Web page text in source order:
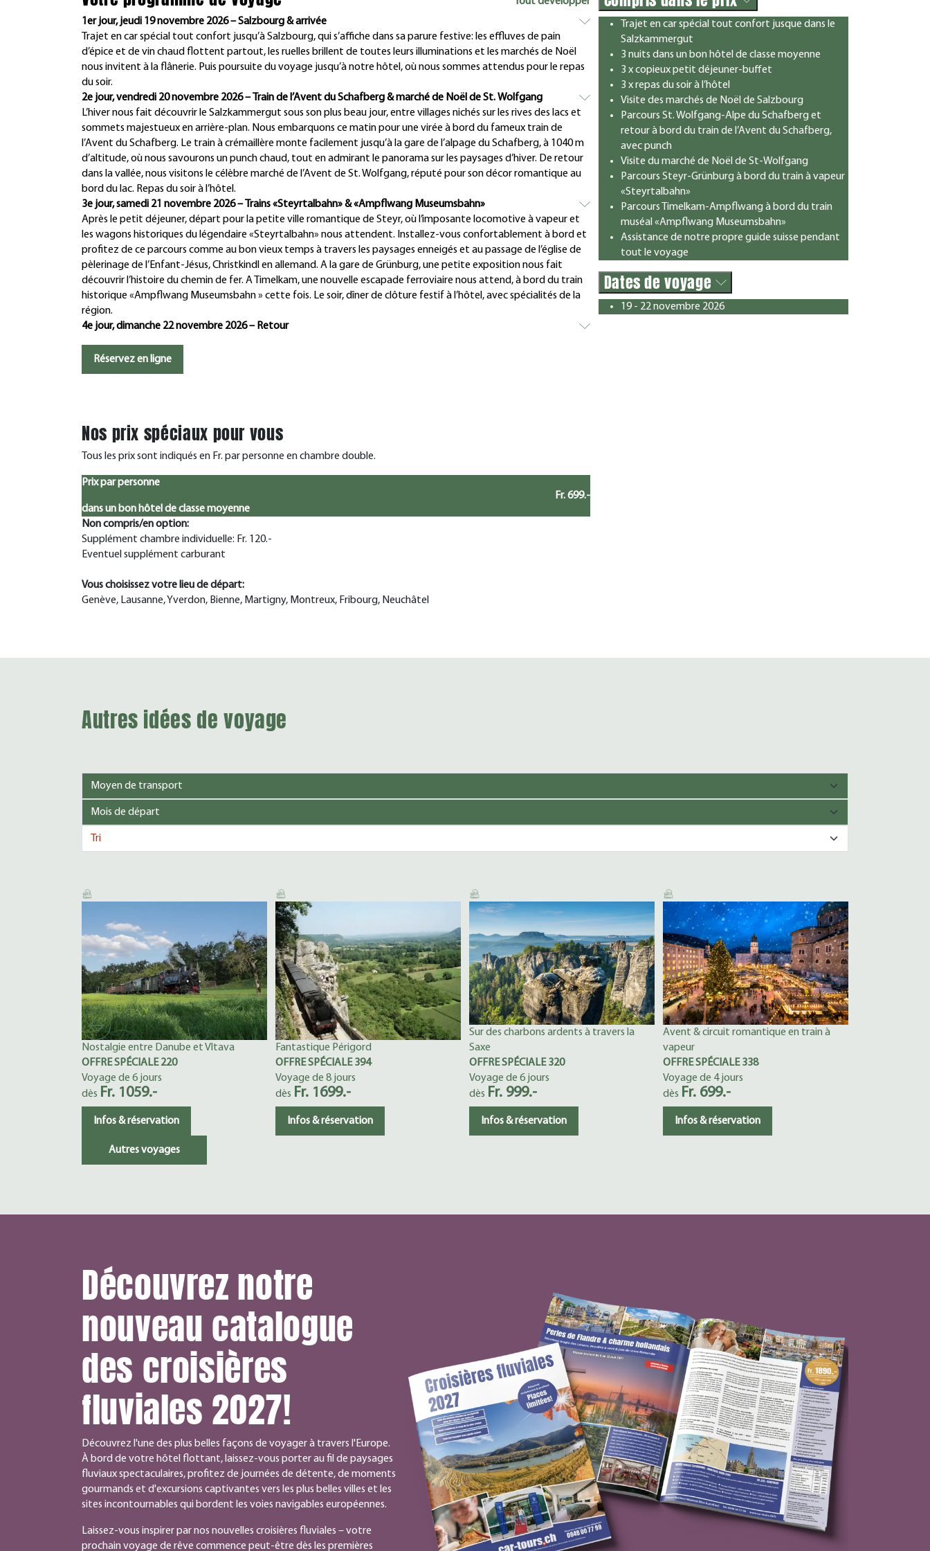
1er jour, jeudi 19 novembre 2026 – Salzbourg & arrivée
Trajet en car spécial tout confort jusqu’à Salzbourg, qui s’affiche dans sa parure festive: les effluves de pain
d’épice et de vin chaud flottent partout, les ruelles brillent de toutes leurs illuminations et les marchés de Noël
nous invitent à la flânerie. Puis poursuite du voyage jusqu’à notre hôtel, où nous sommes attendus pour le repas
du soir.
2e jour, vendredi 20 novembre 2026 – Train de l’Avent du Schafberg & marché de Noël de St. Wolfgang
L’hiver nous fait découvrir le Salzkammergut sous son plus beau jour, entre villages nichés sur les rives des lacs et
sommets majestueux en arrière-plan. Nous embarquons ce matin pour une virée à bord du fameux train de
l’Avent du Schafberg. Le train à crémaillère monte facilement jusqu’à la gare de l’alpage du Schafberg, à 1040 m
d’altitude, où nous savourons un punch chaud, tout en admirant le panorama sur les paysages d’hiver. De retour
dans la vallée, nous visitons le célèbre marché de l’Avent de St. Wolfgang, réputé pour son décor romantique au
bord du lac. Repas du soir à l’hôtel.
3e jour, samedi 21 novembre 2026 – Trains «Steyrtalbahn» & «Ampflwang Museumsbahn»
Après le petit déjeuner, départ pour la petite ville romantique de Steyr, où l’imposante locomotive à vapeur et
les wagons historiques du légendaire «Steyrtalbahn» nous attendent. Installez-vous confortablement à bord et
profitez de ce parcours comme au bon vieux temps à travers les paysages enneigés et au passage de l’église de
pèlerinage de l’Enfant-Jésus, Christkindl en allemand. A la gare de Grünburg, une petite exposition nous fait
découvrir l’histoire du chemin de fer. A Timelkam, une nouvelle escapade ferroviaire nous attend, à bord du train
historique «Ampflwang Museumsbahn » cette fois. Le soir, dîner de clôture festif à l’hôtel, avec spécialités de la
région.
4e jour, dimanche 22 novembre 2026 – Retour
Réservez en ligne
Nos prix spéciaux pour vous
Tous les prix sont indiqués en Fr. par personne en chambre double.
Prix par personne
dans un bon hôtel de classe moyenne
Fr. 699.-
Non compris/en option:
Supplément chambre individuelle: Fr. 120.-
Eventuel supplément carburant
Vous choisissez votre lieu de départ:
Genève, Lausanne, Yverdon, Bienne, Martigny, Montreux, Fribourg, Neuchâtel
Trajet en car spécial tout confort jusque dans le
Salzkammergut
3 nuits dans un bon hôtel de classe moyenne
3 x copieux petit déjeuner-buffet
3 x repas du soir à l’hôtel
Visite des marchés de Noël de Salzbourg
Parcours St. Wolfgang-Alpe du Schafberg et
retour à bord du train de l’Avent du Schafberg,
avec punch
Visite du marché de Noël de St-Wolfgang
Parcours Steyr-Grünburg à bord du train à vapeur
«Steyrtalbahn»
Parcours Timelkam-Ampflwang à bord du train
muséal «Ampflwang Museumsbahn»
Assistance de notre propre guide suisse pendant
tout le voyage
Dates de voyage
19 - 22 novembre 2026
Autres idées de voyage
Nostalgie entre Danube et Vltava
OFFRE SPÉCIALE 220
Voyage de 6 jours
dès Fr. 1059.-
Infos & réservation
Fantastique Périgord
OFFRE SPÉCIALE 394
Voyage de 8 jours
dès Fr. 1699.-
Infos & réservation
Sur des charbons ardents à travers la
Saxe
OFFRE SPÉCIALE 320
Voyage de 6 jours
dès Fr. 999.-
Infos & réservation
Avent & circuit romantique en train à
vapeur
OFFRE SPÉCIALE 338
Voyage de 4 jours
dès Fr. 699.-
Infos & réservation
Autres voyages
Découvrez notre
nouveau catalogue
des croisières
fluviales 2027!
Découvrez l'une des plus belles façons de voyager à travers l'Europe.
À bord de votre hôtel flottant, laissez-vous porter au fil de paysages
fluviaux spectaculaires, profitez de journées de détente, de moments
gourmands et d'excursions captivantes vers les plus belles villes et les
sites incontournables qui bordent les voies navigables européennes.
Laissez-vous inspirer par nos nouvelles croisières fluviales – votre
prochain voyage de rêve commence peut-être dès les premières